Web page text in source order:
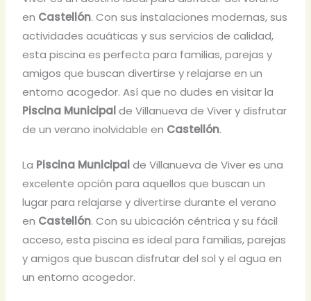
en Castellón. Con sus instalaciones modernas, sus
actividades acuáticas y sus servicios de calidad,
esta piscina es perfecta para familias, parejas y
amigos que buscan divertirse y relajarse en un
entorno acogedor. Así que no dudes en visitar la
Piscina Municipalde Villanueva de Viver y disfrutar
de un verano inolvidable en Castellón.
La Piscina Municipalde Villanueva de Viver es una
excelente opción para aquellos que buscan un
lugar para relajarse y divertirse durante el verano
en Castellón. Con su ubicación céntrica y su fácil
acceso, esta piscina es ideal para familias, parejas
y amigos que buscan disfrutar del sol y el agua en
un entorno acogedor.